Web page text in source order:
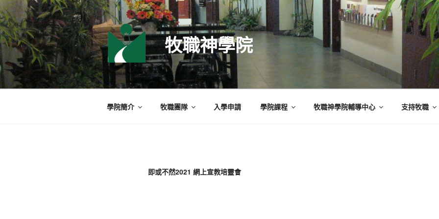
跳
至
主
要
內
容
牧職神學院
學院簡介 牧職團隊 入學申請 學院課程 牧職神學院輔導中心 支持牧職
即或不然2021 網上宣教培靈會